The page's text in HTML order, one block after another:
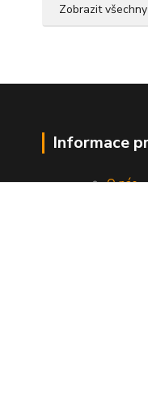
Zobrazit
Informace
O nás